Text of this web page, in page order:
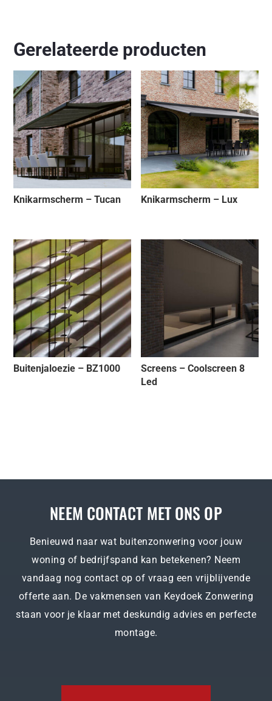
Gerelateerde producten
Knikarmscherm – Tucan Knikarmscherm – Lux
Buitenjaloezie – BZ1000
Screens – Coolscreen 8
Led
NEEM CONTACT MET ONS OP
Benieuwd naar wat buitenzonwering voor jouw
woning of bedrijfspand kan betekenen? Neem
vandaag nog contact op of vraag een vrijblijvende
offerte aan. De vakmensen van Keydoek Zonwering
staan voor je klaar met deskundig advies en perfecte
montage.